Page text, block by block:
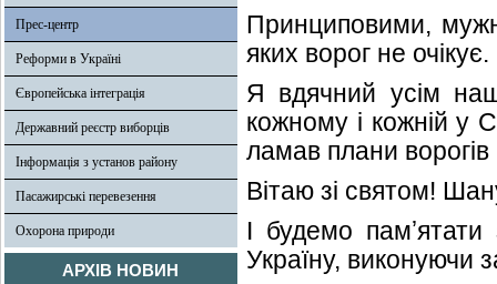
Прес-центр
Реформи в Україні
Європейська інтеграція
Державний реєстр виборців
Інформація з установ району
Пасажирські перевезення
Охорона природи
АРХІВ НОВИН
Принциповими,
яких ворог не
Я вдячний усім
кожному і кожній у
ламав плани ворогів
Вітаю зі святом!
І будемо памʼятати
Україну, виконуючи